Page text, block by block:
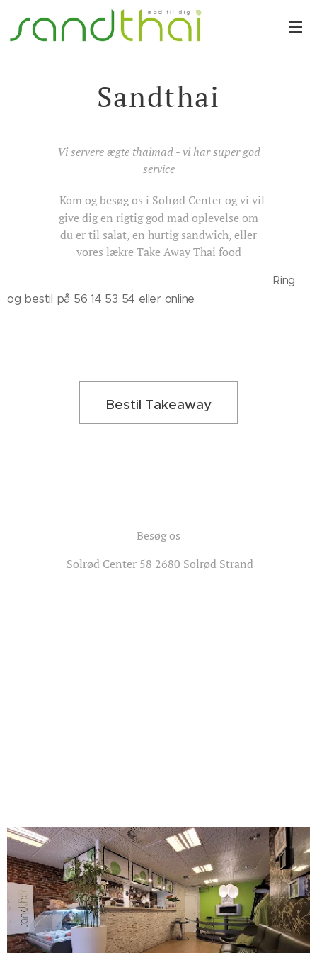
Sandthai
Vi servere ægte thaimad - vi har super god
service
Kom og besøg os i Solrød Center og vi vil
give dig en rigtig god mad oplevelse om
du er til salat, en hurtig sandwich, eller
vores lækre Take Away Thai food
Ring
og bestil på 56 14 53 54 eller online
Bestil Takeaway
Besøg os
Solrød Center 58 2680 Solrød Strand